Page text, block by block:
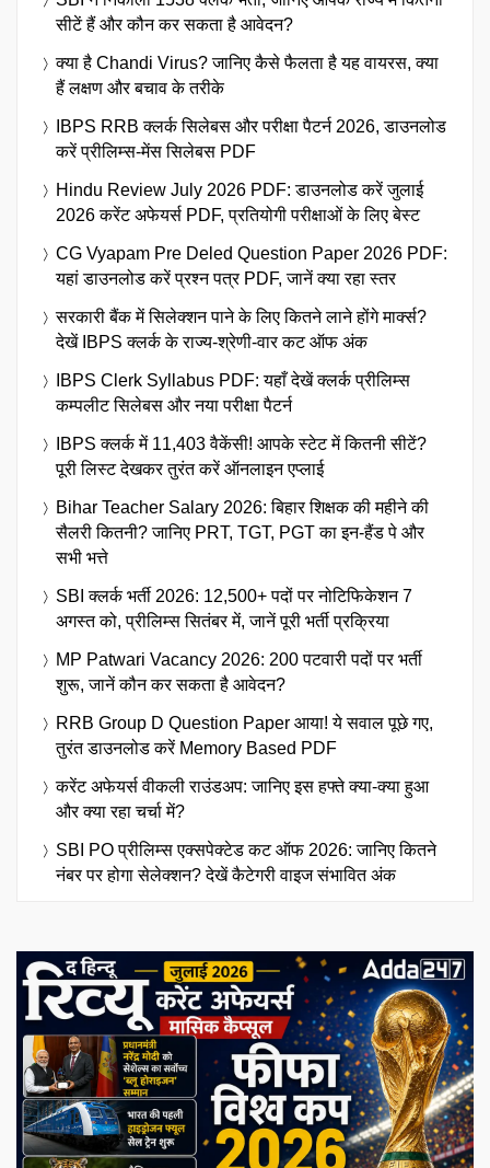
सीटें हैं और कौन कर सकता है आवेदन?
क्या है Chandi Virus? जानिए कैसे फैलता है यह वायरस, क्या
हैं लक्षण और बचाव के तरीके
IBPS RRB क्लर्क सिलेबस और परीक्षा पैटर्न 2026, डाउनलोड
करें प्रीलिम्स-मेंस सिलेबस PDF
Hindu Review July 2026 PDF: डाउनलोड करें जुलाई
2026 करेंट अफेयर्स PDF, प्रतियोगी परीक्षाओं के लिए बेस्ट
CG Vyapam Pre Deled Question Paper 2026 PDF:
यहां डाउनलोड करें प्रश्न पत्र PDF, जानें क्या रहा स्तर
सरकारी बैंक में सिलेक्शन पाने के लिए कितने लाने होंगे मार्क्स?
देखें IBPS क्लर्क के राज्य-श्रेणी-वार कट ऑफ अंक
IBPS Clerk Syllabus PDF: यहाँ देखें क्लर्क प्रीलिम्स
कम्पलीट सिलेबस और नया परीक्षा पैटर्न
IBPS क्लर्क में 11,403 वैकेंसी! आपके स्टेट में कितनी सीटें?
पूरी लिस्ट देखकर तुरंत करें ऑनलाइन एप्लाई
Bihar Teacher Salary 2026: बिहार शिक्षक की महीने की
सैलरी कितनी? जानिए PRT, TGT, PGT का इन-हैंड पे और
सभी भत्ते
SBI क्लर्क भर्ती 2026: 12,500+ पदों पर नोटिफिकेशन 7
अगस्त को, प्रीलिम्स सितंबर में, जानें पूरी भर्ती प्रक्रिया
MP Patwari Vacancy 2026: 200 पटवारी पदों पर भर्ती
शुरू, जानें कौन कर सकता है आवेदन?
RRB Group D Question Paper आया! ये सवाल पूछे गए,
तुरंत डाउनलोड करें Memory Based PDF
करेंट अफेयर्स वीकली राउंडअप: जानिए इस हफ्ते क्या-क्या हुआ
और क्या रहा चर्चा में?
SBI PO प्रीलिम्स एक्सपेक्टेड कट ऑफ 2026: जानिए कितने
नंबर पर होगा सेलेक्शन? देखें कैटेगरी वाइज संभावित अंक